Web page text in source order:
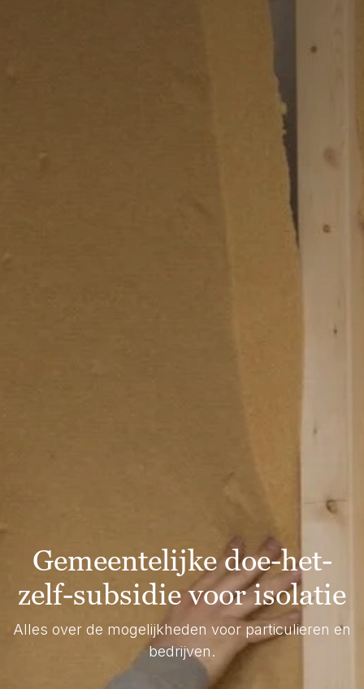
Gemeentelijke doe-het-
zelf-subsidie voor isolatie
Alles over de mogelijkheden voor particulieren en
bedrijven.